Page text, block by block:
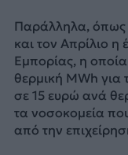
Παράλληλα, όπως
και τον Απρίλιο
Εμπορίας, η
θερμική MWh για
σε 15 ευρώ ανά
τα νοσοκομεία
από την